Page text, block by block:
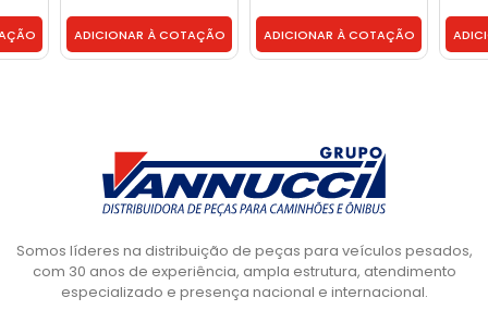
ALUMINIO -
9040160621
ADICIONAR À COTAÇÃO
ALUMINIO -
9040160621
ADICIONAR À COTAÇÃO
Somos líderes na distribuição de peças para veículos pesados,
com 30 anos de experiência, ampla estrutura, atendimento
especializado e presença nacional e internacional.